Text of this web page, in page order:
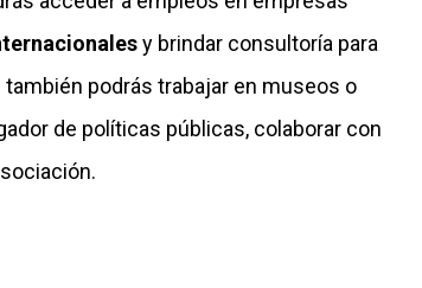
y brindar consultoría para
también podrás trabajar en museos o
de políticas públicas, colaborar con